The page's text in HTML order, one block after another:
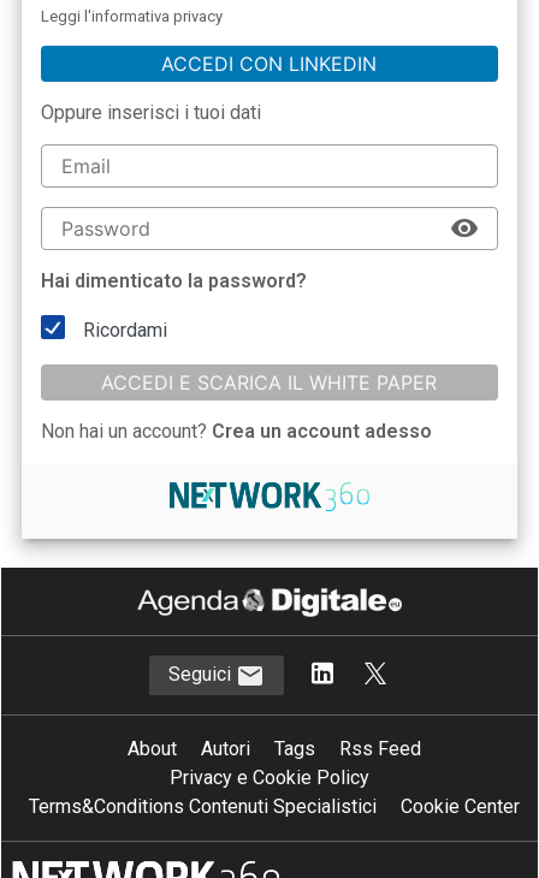
Leggi l'informativa privacy
ACCEDI CON LINKEDIN
Oppure inserisci i tuoi dati
Hai dimenticato la password?
Ricordami
ACCEDI E SCARICA IL WHITE PAPER
Non hai un account? Crea un account adesso
Seguici
About Autori Tags
Rss Feed
Privacy e Cookie Policy
Terms&Conditions Contenuti Specialistici
Cookie Center